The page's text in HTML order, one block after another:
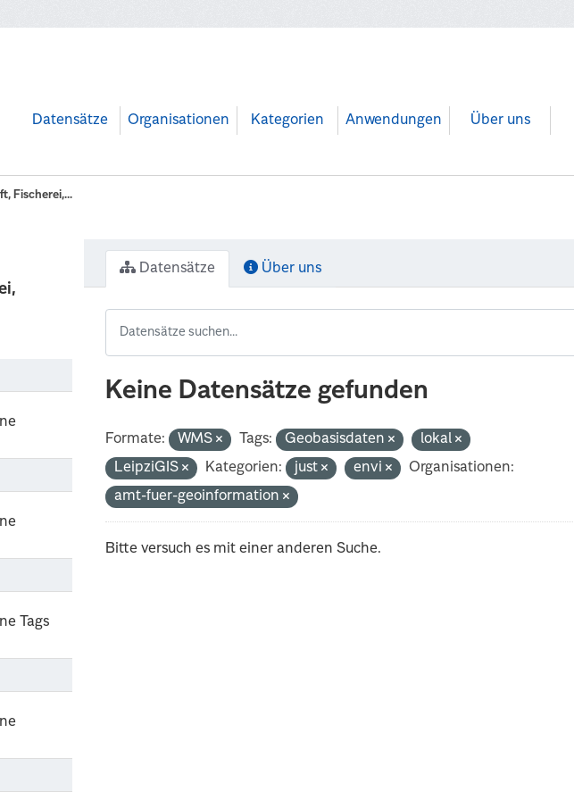
Datensätze Organisationen Kategorien Anwendungen Über uns
Fischerei,...
Tags
Datensätze Über uns
Keine Datensätze gefunden
Formate: WMS Tags: Geobasisdaten
lokal
LeipziGIS
Kategorien: just envi
Organisationen:
amt-fuer-geoinformation
Bitte versuch es mit einer anderen Suche.